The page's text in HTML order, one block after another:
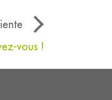
vous !